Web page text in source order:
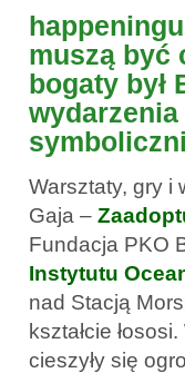
muszą być
bogaty był
Warsztaty, gry i
Gaja –
Fundacja PKO
Instytutu
nad Stacją
kształcie
cieszyły się